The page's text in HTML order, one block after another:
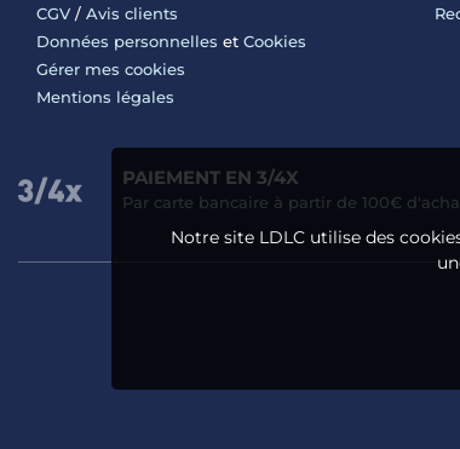
CGV / Avis clients
Données personnelles et Cookies
Gérer mes cookies
Mentions légales
PAIEMENT EN 3/4X
Par carte bancaire à partir de 100€
Notre site LDLC utilise des